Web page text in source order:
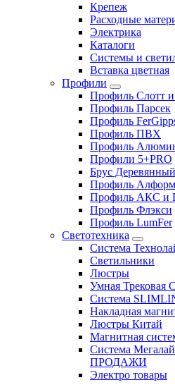
Крепеж
Расходные
Электрика
Каталоги
Системы и
Вставка цветная
Профили
Профиль Слотт
Профиль Парсек
Профиль
Профиль ПВХ
Профиль
Профили 5+PRO
Брус Деревянный
Профиль Алформ
Профиль АКС
Профиль Флэкси
Профиль LumFer
Светотехника
Система
Светильники
Люстры
Умная Трековая
Система
Накладная
Люстры Китай
Магнитная
Система
ПРОДАЖИ
Электро товары